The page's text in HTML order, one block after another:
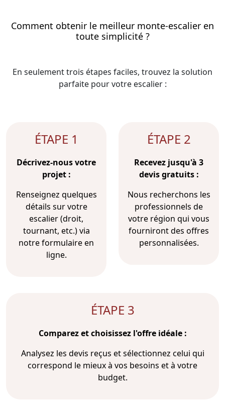
Comment obtenir le meilleur monte-escalier en
toute simplicité ?
En seulement trois étapes faciles, trouvez la solution
parfaite pour votre escalier :
ÉTAPE 1
Décrivez-nous votre
projet :
Renseignez quelques
détails sur votre
escalier (droit,
tournant, etc.) via
notre formulaire en
ligne.
ÉTAPE 2
Recevez jusqu'à 3
devis gratuits :
Nous recherchons les
professionnels de
votre région qui vous
fourniront des offres
personnalisées.
ÉTAPE 3
Comparez et choisissez l'offre idéale :
Analysez les devis reçus et sélectionnez celui qui
correspond le mieux à vos besoins et à votre
budget.